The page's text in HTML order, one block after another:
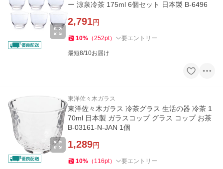
ー 涼泉冷茶 175ml 6個セット 日本製 B-6496
2,791円
10% （252pt） 要エントリー
最短8/10お届け
東洋佐々木ガラス
東洋佐々木ガラス 冷茶グラス 生活の器 冷茶 1
70ml 日本製 ガラスコップ グラス コップ お茶
B-03161-N-JAN 1個
1,289円
10% （ 116pt） 要エントリー